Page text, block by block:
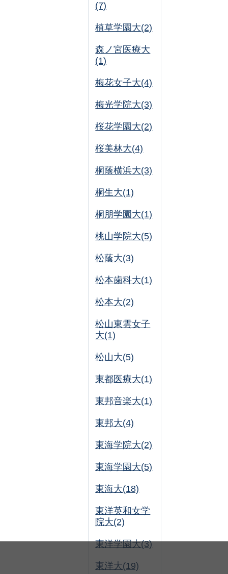
(7)
植草学園大(2)
森ノ宮医療大
(1)
梅花女子大(4)
梅光学院大(3)
桜花学園大(2)
桜美林大(4)
桐蔭横浜大(3)
桐生大(1)
桐朋学園大(1)
桃山学院大(5)
松蔭大(3)
松本歯科大(1)
松本大(2)
松山東雲女子
大(1)
松山大(5)
東都医療大(1)
東邦音楽大(1)
東邦大(4)
東海学院大(2)
東海学園大(5)
東海大(18)
東洋英和女学
院大(2)
東洋学園大(3)
東洋大(19)